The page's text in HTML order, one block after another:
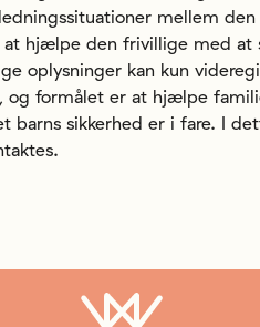
mellem
at hjælpe den frivillige med at
oplysninger kan kun
og formålet er at hjælpe
barns sikkerhed er i fare. I